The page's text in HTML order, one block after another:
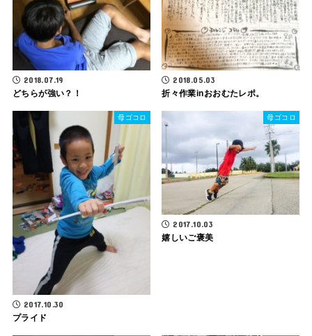
2018.07.19
どちらが強い？！
2018.05.03
折々作業inおおむたレポ。
母ゴコロ
2017.10.30
プライド
母ゴコロ
2017.10.03
嬉しいご褒美